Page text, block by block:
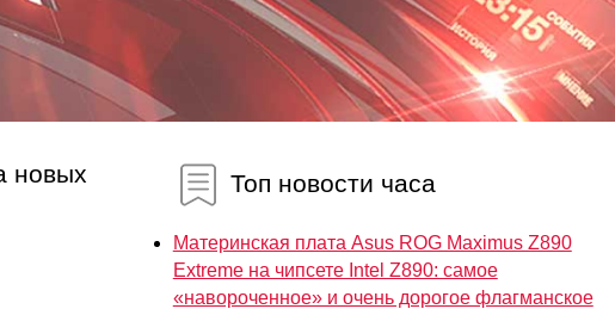
новых
Топ новости часа
Материнская плата Asus ROG Maximus Z890
Extreme на чипсете Intel Z890: самое
«навороченное» и очень дорогое флагманское